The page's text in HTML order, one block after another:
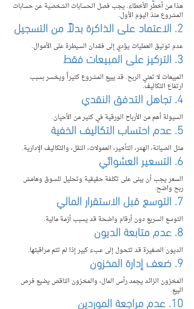
هذا من أخطر الأخطاء. يجب فصل الحسابات الشخصية عن حسابات
المشروع منذ اليوم الأول.
2. الاعتماد على الذاكرة بدلاً من التسجيل
عدم توثيق العمليات يؤدي إلى فقدان السيطرة على الأموال.
3. التركيز على المبيعات فقط
المبيعات لا تعني الربح. قد يبيع المشروع كثيراً ويخسر بسبب
ارتفاع التكاليف.
4. تجاهل التدفق النقدي
السيولة أهم من الأرباح الورقية في كثير من الأحيان.
5. عدم احتساب التكاليف الخفية
مثل الصيانة، الهدر، التأخير، العمولات، النقل، والتكاليف الإدارية.
6. التسعير العشوائي
السعر يجب أن يبنى على تكلفة حقيقية وتحليل للسوق وهامش
ربح واضح.
7. التوسع قبل الاستقرار المالي
التوسع السريع دون أرقام واضحة قد يسبب أزمة مالية.
8. عدم متابعة الديون
الديون الصغيرة قد تتحول إلى عبء كبير إذا لم تتم مراقبتها.
9. ضعف إدارة المخزون
المخزون الزائد يجمد رأس المال، والمخزون الناقص يضيع فرص
البيع.
10. عدم مراجعة الموردين